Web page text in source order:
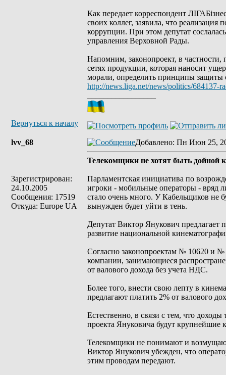
Как передает корреспондент
своих коллег, заявила, что
коррупции. При этом депутат
управления Верховной Рады.
Напомним, законопроект, в частности,
сетях продукции, которая наносит
морали, определить принципы защиты
http://news.liga.net/news/politics/684137-
Вернуться к началу
lvv_68
Зарегистрирован:
24.10.2005
Сообщения: 17519
Откуда: Europe UA
Добавлено: Пн Июн 25,
Телекомщики не хотят быть дойной
Парламентская инициатива по
игроки - мобильные операторы - вряд
стало очень много. У Кабельщиков не
вынужден будет уйти в тень.
Депутат Виктор Янукович предлагает
развитие национальной
Согласно законопроектам № 10620 и №
компании, занимающиеся
от валового дохода без учета НДС.
Более того, внести свою лепту в
предлагают платить 2% от валового
Естественно, в связи с тем, что
проекта Януковича будут
Телекомщики не понимают и
Виктор Янукович убежден, что
этим проводам передают.